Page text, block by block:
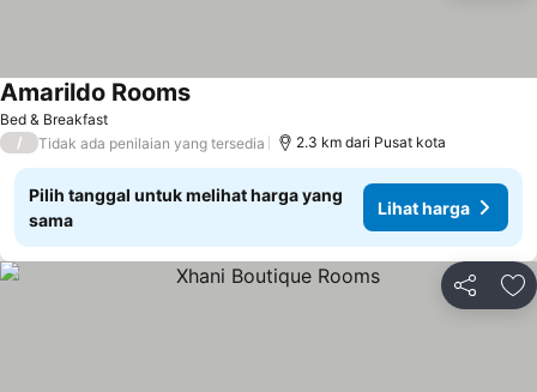
Bed & Breakfast
Amarildo RoomsLihat harga
/ Tidak ada penilaian yang tersedia 2.3 km dari Pusat kota
Pilih tanggal untuk melihat harga yang
sama
Lihat harga
Bagikan